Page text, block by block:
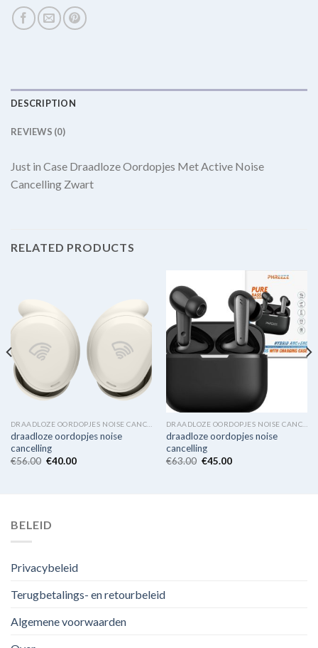
DESCRIPTION
REVIEWS (0)
Just in Case Draadloze Oordopjes Met Active Noise
Cancelling Zwart
RELATED PRODUCTS
draadloze oordopjes noise
cancelling
€56.00 €40.00
draadloze oordopjes noise
cancelling
€63.00 €45.00
BELEID
Privacybeleid
Terugbetalings- en retourbeleid
Algemene voorwaarden